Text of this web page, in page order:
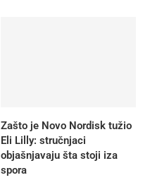
Zašto je Novo Nordisk tužio
Eli Lilly: stručnjaci
objašnjavaju šta stoji iza
spora